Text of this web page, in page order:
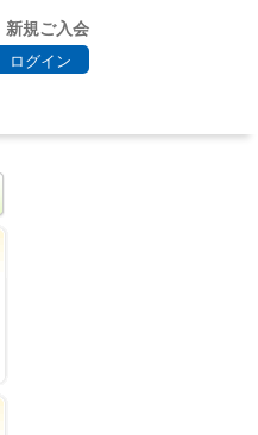
新規ご入会
ログイン